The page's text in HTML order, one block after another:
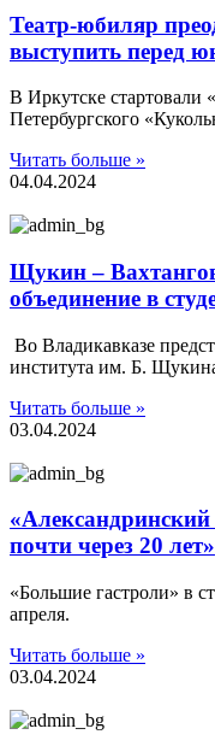
Театр-юбиляр
выступить перед
В Иркутске стартовали
Петербургского
Читать больше »
04.04.2024
Щукин –
объединение в
Во Владикавказе
института им. Б.
Читать больше »
03.04.2024
почти через 20 лет»
«Большие гастроли» в
апреля.
Читать больше »
03.04.2024